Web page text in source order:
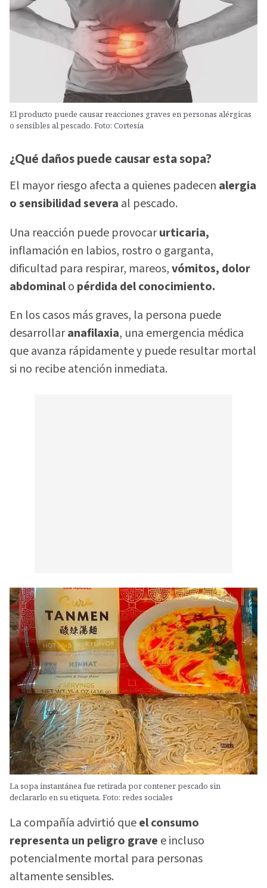
El producto puede causar reacciones graves en personas alérgicas
o sensibles al pescado. Foto: Cortesía
¿Qué daños puede causar esta sopa?
El mayor riesgo afecta a quienes padecen alergia
o sensibilidad severa al pescado.
Una reacción puede provocarurticaria,
inflamación en labios, rostro o garganta,
dificultad para respirar, mareos,vómitos, dolor
abdominalo pérdida del conocimiento.
En los casos más graves, la persona puede
desarrollaranafilaxia, una emergencia médica
que avanza rápidamente y puede resultar mortal
si no recibe atención inmediata.
La sopa instantánea fue retirada por contener pescado sin
declararlo en su etiqueta. Foto: redes sociales
La compañía advirtió queel consumo
representa un peligro grave e incluso
potencialmente mortal para personas
altamente sensibles.